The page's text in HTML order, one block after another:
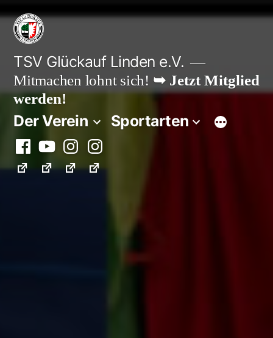
Zum
Inhalt
springen
TSV Glückauf Linden e.V.
Mitmachen lohnt sich! ➥ Jetzt Mitglied
werden!
Der Verein Sportarten
Facebook
YoutubeInstagramInstagram
Fußball